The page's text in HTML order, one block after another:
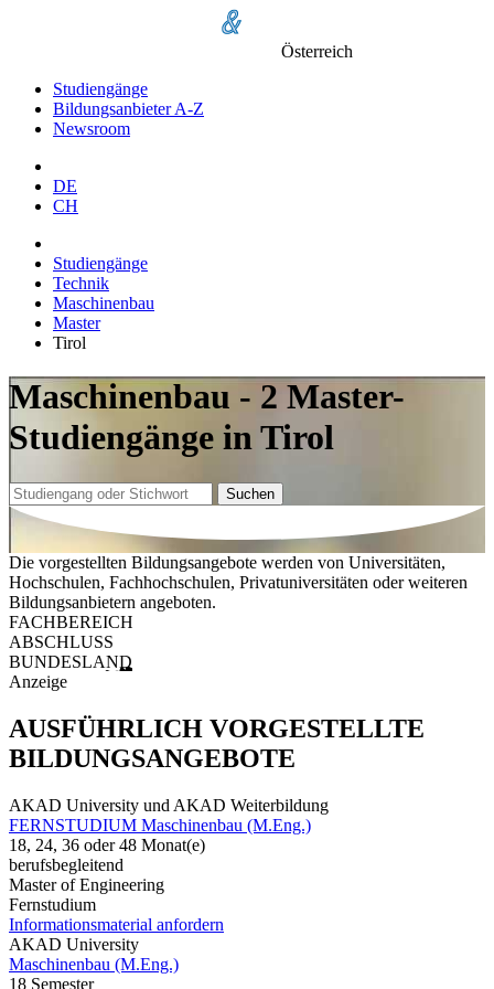
Österreich
Studiengänge
Bildungsanbieter A-Z
Newsroom
DE
CH
Studiengänge
Technik
Maschinenbau
Master
Tirol
Maschinenbau - 2 Master-
Studiengänge in Tirol
Suchen
Die vorgestellten Bildungsangebote werden von Universitäten,
Hochschulen, Fachhochschulen, Privatuniversitäten oder weiteren
Bildungsanbietern angeboten.
FACHBEREICH
ABSCHLUSS
BUNDESLAND
Anzeige
AUSFÜHRLICH VORGESTELLTE
BILDUNGSANGEBOTE
AKAD University und AKAD Weiterbildung
FERNSTUDIUM Maschinenbau (M.Eng.)
18, 24, 36 oder 48 Monat(e)
berufsbegleitend
Master of Engineering
Fernstudium
Informationsmaterial anfordern
AKAD University
Maschinenbau (M.Eng.)
18 Semester